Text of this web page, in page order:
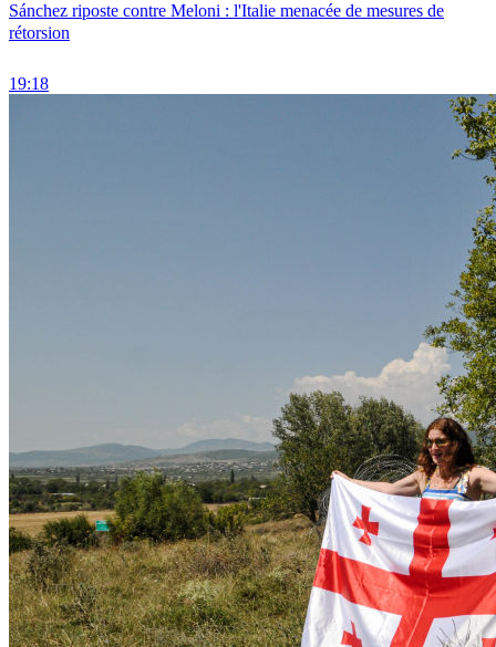
Sánchez riposte contre Meloni : l'Italie menacée de mesures de
rétorsion
19:18